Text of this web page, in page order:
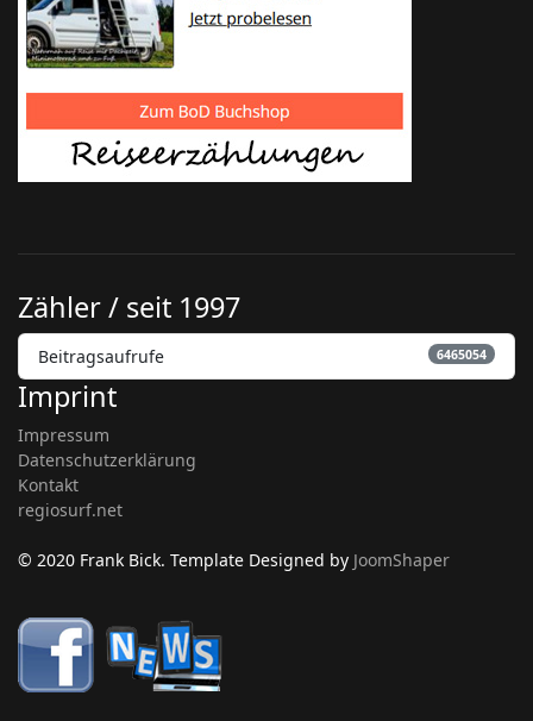
Zähler / seit 1997
Beitragsaufrufe 6465054
Imprint
Impressum
Datenschutzerklärung
Kontakt
regiosurf.net
© 2020 Frank Bick. Template Designed by JoomShaper